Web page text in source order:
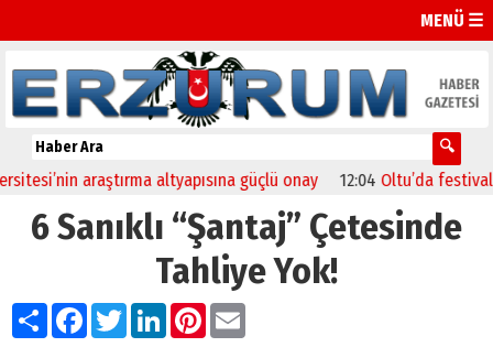
MENÜ ☰
araştırma altyapısına güçlü onay 12:04 Oltu’da festival
6 Sanıklı “Şantaj” Çetesinde
Tahliye Yok!
PaylaşFacebook
TwitterLinkedIn
Pinterest
Email